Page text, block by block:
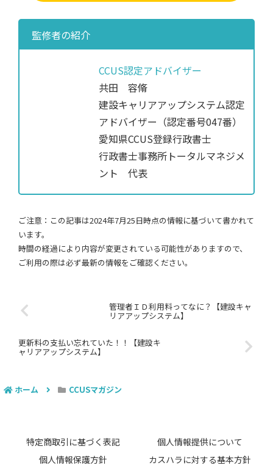
監修者の紹介
CCUS認定アドバイザー
共田 容脩
建設キャリアアップシステム認定
アドバイザー（認定番号047番）
愛知県CCUS登録行政書士
行政書士事務所トータルマネジメ
ント 代表
ご注意：この記事は2024年7月25日時点の情報に基づいて書かれて
います。
時間の経過により内容が変更されている可能性がありますので、
ご利用の際は必ず最新の情報をご確認ください。
管理者ＩＤ利用料ってなに？【建設キャ
リアアップシステム】
更新料の支払い忘れていた！！【建設キ
ャリアアップシステム】
ホーム CCUSマガジン
特定商取引に基づく表記
個人情報提供について
個人情報保護方針
カスハラに対する基本方針